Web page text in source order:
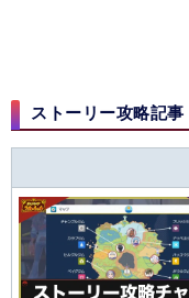
ストーリー攻略記事